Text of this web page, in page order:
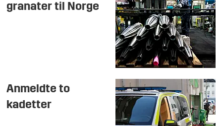
granater til Norge
Anmeldte to
kadetter